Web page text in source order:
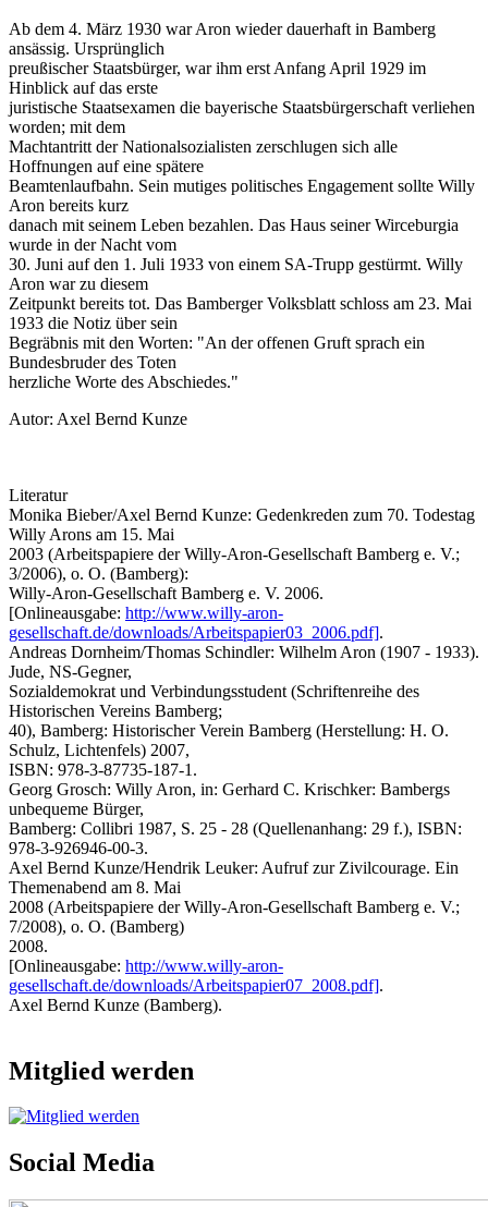
Ab dem 4. März 1930 war Aron wieder dauerhaft in Bamberg
ansässig. Ursprünglich
preußischer Staatsbürger, war ihm erst Anfang April 1929 im
Hinblick auf das erste
juristische Staatsexamen die bayerische Staatsbürgerschaft verliehen
worden; mit dem
Machtantritt der Nationalsozialisten zerschlugen sich alle
Hoffnungen auf eine spätere
Beamtenlaufbahn. Sein mutiges politisches Engagement sollte Willy
Aron bereits kurz
danach mit seinem Leben bezahlen. Das Haus seiner Wirceburgia
wurde in der Nacht vom
30. Juni auf den 1. Juli 1933 von einem SA-Trupp gestürmt. Willy
Aron war zu diesem
Zeitpunkt bereits tot. Das Bamberger Volksblatt schloss am 23. Mai
1933 die Notiz über sein
Begräbnis mit den Worten: "An der offenen Gruft sprach ein
Bundesbruder des Toten
herzliche Worte des Abschiedes."
Autor: Axel Bernd Kunze
Literatur
Monika Bieber/Axel Bernd Kunze: Gedenkreden zum 70. Todestag
Willy Arons am 15. Mai
2003 (Arbeitspapiere der Willy-Aron-Gesellschaft Bamberg e. V.;
3/2006), o. O. (Bamberg):
Willy-Aron-Gesellschaft Bamberg e. V. 2006.
[Onlineausgabe: http://www.willy-aron-
gesellschaft.de/downloads/Arbeitspapier03_2006.pdf].
Andreas Dornheim/Thomas Schindler: Wilhelm Aron (1907 - 1933).
Jude, NS-Gegner,
Sozialdemokrat und Verbindungsstudent (Schriftenreihe des
Historischen Vereins Bamberg;
40), Bamberg: Historischer Verein Bamberg (Herstellung: H. O.
Schulz, Lichtenfels) 2007,
ISBN: 978-3-87735-187-1.
Georg Grosch: Willy Aron, in: Gerhard C. Krischker: Bambergs
unbequeme Bürger,
Bamberg: Collibri 1987, S. 25 - 28 (Quellenanhang: 29 f.), ISBN:
978-3-926946-00-3.
Axel Bernd Kunze/Hendrik Leuker: Aufruf zur Zivilcourage. Ein
Themenabend am 8. Mai
2008 (Arbeitspapiere der Willy-Aron-Gesellschaft Bamberg e. V.;
7/2008), o. O. (Bamberg)
2008.
[Onlineausgabe: http://www.willy-aron-
gesellschaft.de/downloads/Arbeitspapier07_2008.pdf].
Axel Bernd Kunze (Bamberg).
Mitglied werden
Social Media